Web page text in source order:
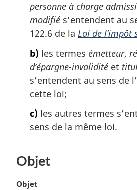
personne à charge
modifié s’entendent au
122.6 de la Loi de l’impôt
b) les termes émetteur,
d’épargne-invalidité et
s’entendent au sens de
cette loi;
c) les autres termes
sens de la même loi.
Objet
N
Objet